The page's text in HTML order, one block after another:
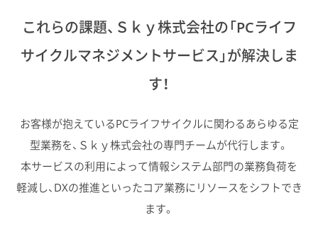
これらの課題、Ｓｋｙ株式会社の「PCライフ
サイクルマネジメントサービス」が解決しま
す！
お客様が抱えているPCライフサイクルに関わるあらゆる定
型業務を、Ｓｋｙ株式会社の専門チームが代行します。
本サービスの利用によって情報システム部門の業務負荷を
軽減し、DXの推進といったコア業務にリソースをシフトでき
ます。